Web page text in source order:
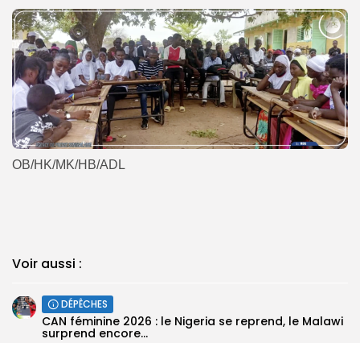
OB/HK/MK/HB/ADL
Voir aussi :
DÉPÊCHES
‎CAN féminine 2026 : le Nigeria se reprend, le Malawi
surprend encore...